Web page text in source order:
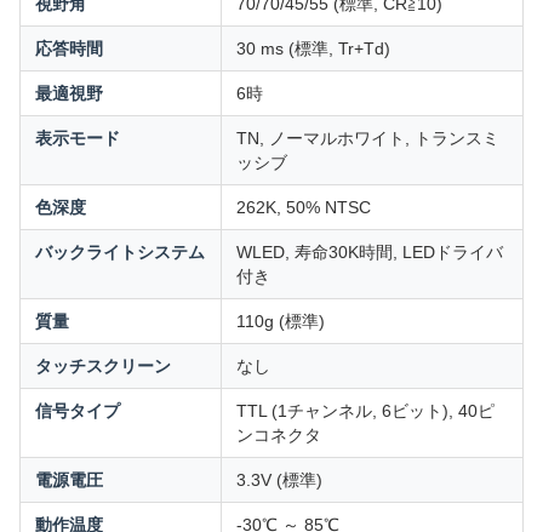
応答時間 30 ms (標準, Tr+Td)
最適視野 6時
表示モード
TN, ノーマルホワイト, トランスミ
ッシブ
色深度 262K, 50% NTSC
バックライトシステム
WLED, 寿命30K時間, LEDドライバ
付き
質量 110g (標準)
タッチスクリーン なし
信号タイプ
TTL (1チャンネル, 6ビット), 40ピ
ンコネクタ
電源電圧 3.3V (標準)
動作温度 -30℃ ～ 85℃